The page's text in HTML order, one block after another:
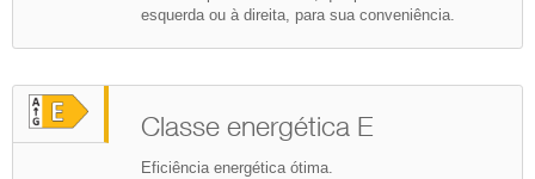
esquerda ou à direita, para sua conveniência.
Classe energética E
Eficiência energética ótima.